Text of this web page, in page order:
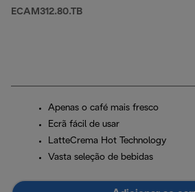
ECAM312.80.TB
Apenas o café mais fresco
Ecrã fácil de usar
LatteCrema Hot Technology
Vasta seleção de bebidas